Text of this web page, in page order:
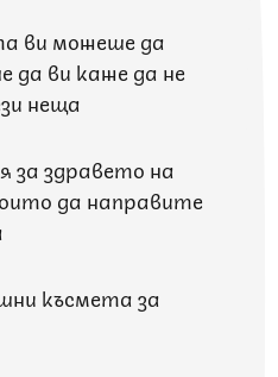
ви можеше да
да ви каже да не
неща
за здравето на
да направите
късмета за